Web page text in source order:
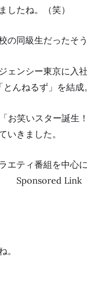
したね。（笑）
同級生だったそう
ェンシー東京に入
「とんねるず」 を結成。
お笑いスター誕生
いきました。
ティ番組を中心
Sponsored Link
。